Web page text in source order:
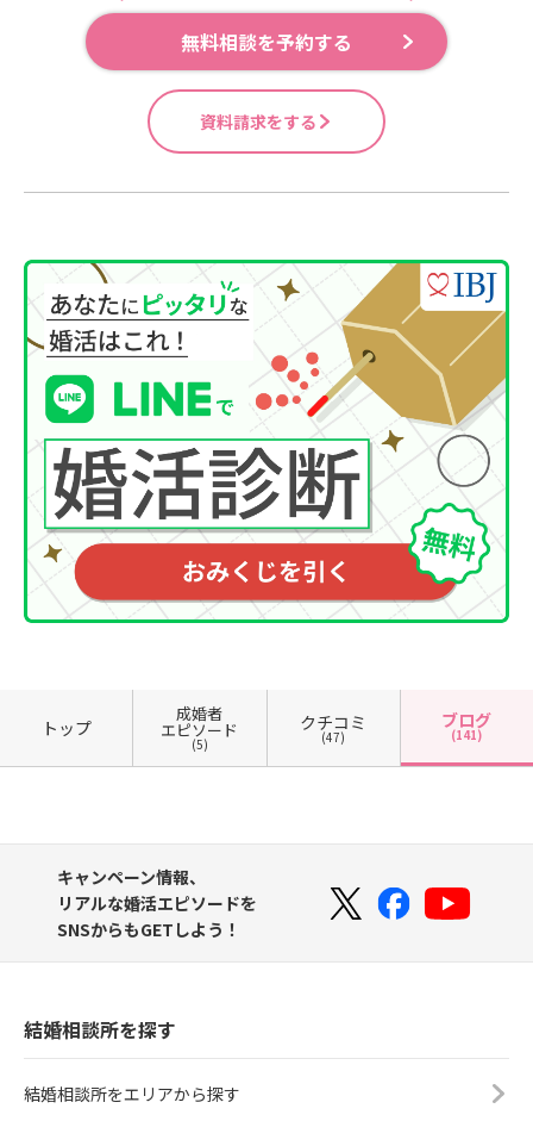
無料相談を予約する
資料請求をする
トップ
成婚者
エピソード
(5)
クチコミ
(47)
ブログ
(141)
キャンペーン情報、
リアルな婚活エピソードを
SNSからもGETしよう！
結婚相談所を探す
結婚相談所をエリアから探す